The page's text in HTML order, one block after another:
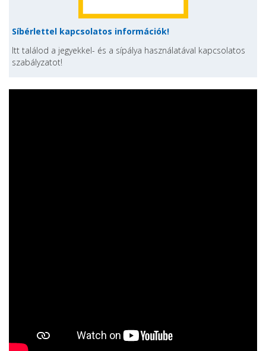
Síbérlettel kapcsolatos információk!
Itt találod a jegyekkel- és a sípálya használatával kapcsolatos
szabályzatot!